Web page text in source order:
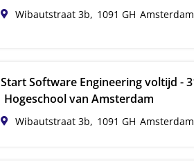
Wibautstraat 3b, 1091 GH Amsterdam
Start Software Engineering voltijd -
Hogeschool van Amsterdam
Wibautstraat 3b, 1091 GH Amsterdam